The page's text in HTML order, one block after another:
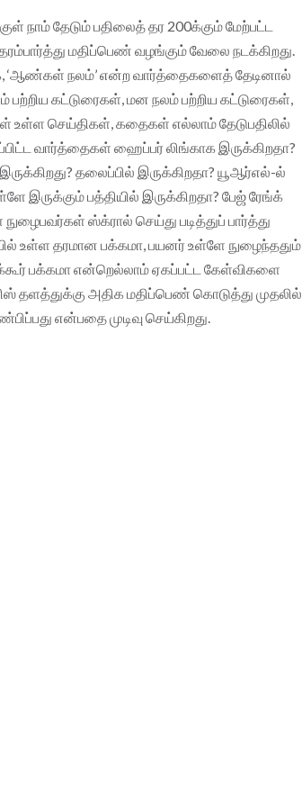
நாம் தேடும் பதிலைத் தர 200க்கும் மேற்பட்ட
மதிப்பெண் வழங்கும் வேலை நடக்கிறது.
‘ஆண்கள் நலம்’ என்ற வார்த்தைகளைத் தேடினால்
கட்டுரைகள், மன நலம் பற்றிய கட்டுரைகள்,
உள்ள செய்திகள், கதைகள் எல்லாம் தேடுபதிலில்
வார்த்தைகள் ஹைப்பர் லிங்காக இருக்கிறதா?
தலைப்பில் இருக்கிறதா? யூஆர்எல்-ல்
இருக்கும் பத்தியில் இருக்கிறதா? பேஜ் ரேங்க்
ஸ்க்ரால் செய்து படித்துப் பார்த்து
உள்ள தரமான பக்கமா, பயனர் உள்ளே நுழைந்ததும்
பக்கமா என்றெல்லாம் ஏகப்பட்ட கேள்விகளை
தளத்துக்கு அதிக மதிப்பெண் கொடுத்து முதலில்
என்பதை முடிவு செய்கிறது.